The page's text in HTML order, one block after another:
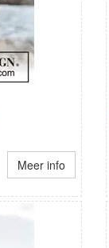
Meer info